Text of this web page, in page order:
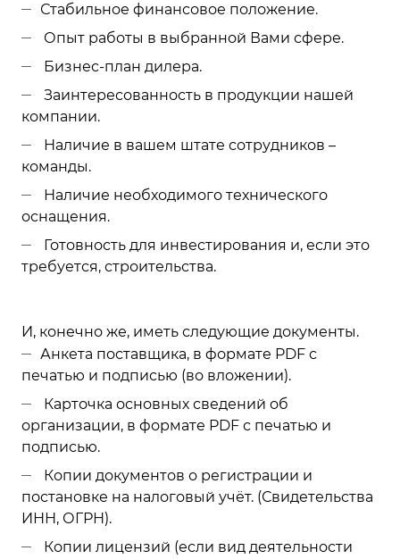
Стабильное финансовое положение.
Опыт работы в выбранной Вами сфере.
Бизнес-план дилера.
Заинтересованность в продукции нашей
компании.
Наличие в вашем штате сотрудников –
команды.
Наличие необходимого технического
оснащения.
Готовность для инвестирования и, если это
требуется, строительства.
И, конечно же, иметь следующие документы.
Анкета поставщика, в формате PDF с
печатью и подписью (во вложении).
Карточка основных сведений об
организации, в формате PDF с печатью и
подписью.
Копии документов о регистрации и
постановке на налоговый учёт. (Свидетельства
ИНН, ОГРН).
Копии лицензий (если вид деятельности